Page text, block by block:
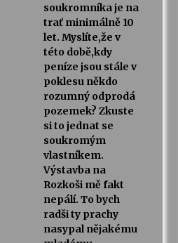
soukromníka je na
trať minimálně 10
let. Myslíte,že v
této době,kdy
peníze jsou stále v
poklesu někdo
rozumný odprodá
pozemek? Zkuste
si to jednat se
soukromým
vlastníkem.
Výstavba na
Rozkoši mě fakt
nepálí. To bych
radši ty prachy
nasypal nějakému